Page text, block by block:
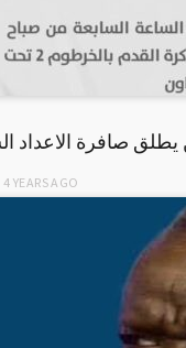
يطلق صافرة الاعداد
4 YEARSAGO